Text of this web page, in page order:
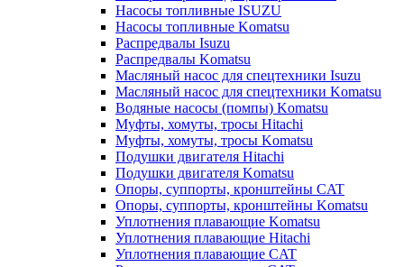
Насосы топливные ISUZU
Насосы топливные Komatsu
Распредвалы Isuzu
Распредвалы Komatsu
Масляный насос для спецтехники Isuzu
Масляный насос для спецтехники Komatsu
Водяные насосы (помпы) Komatsu
Муфты, хомуты, тросы Hitachi
Муфты, хомуты, тросы Komatsu
Подушки двигателя Hitachi
Подушки двигателя Komatsu
Опоры, суппорты, кронштейны CAT
Опоры, суппорты, кронштейны Komatsu
Уплотнения плавающие Komatsu
Уплотнения плавающие Hitachi
Уплотнения плавающие CAT